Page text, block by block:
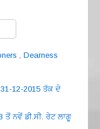
Dearness
31-12-2015 ਤੱਕ ਦੇ
ਤੋਂ ਨਵੇਂ ਡੀ.ਸੀ. ਰੇਟ ਲਾਗੂ